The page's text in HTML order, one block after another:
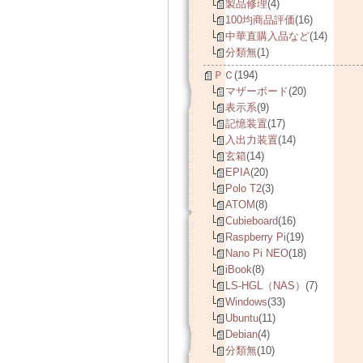
製品修理(4)
100均商品評価(16)
中華直購入品など(14)
分類無(1)
ＰＣ (194)
マザーボード(20)
表示系(9)
記憶装置(17)
入出力装置(14)
玄箱(14)
EPIA(20)
Polo T2(3)
ATOM(8)
Cubieboard(16)
Raspberry Pi(19)
Nano Pi NEO(18)
iBook(8)
LS-HGL（NAS） (7)
Windows(33)
Ubuntu(11)
Debian(4)
分類無(10)